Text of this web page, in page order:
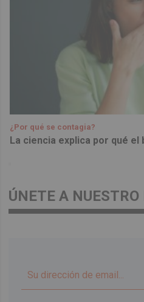
¿Por qué se contagia?
La ciencia explica por qué
ÚNETE A